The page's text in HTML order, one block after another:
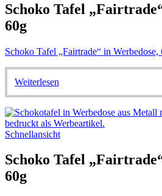
Schoko Tafel
60g
Schoko Tafel „Fairtrade“ in Werbedose,
Weiterlesen
Schnellansicht
Schoko Tafel
60g